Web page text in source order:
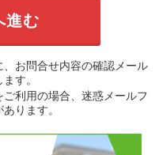
お問合せ内容の確認メール
す。
利用の場合、迷惑メールフ
ります。